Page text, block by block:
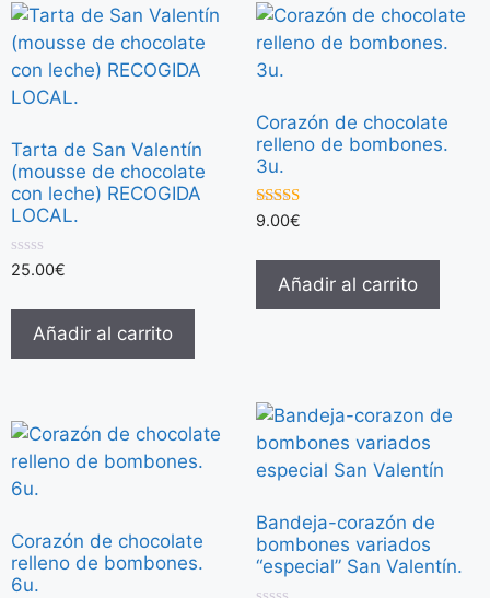
Tarta de San Valentín
(mousse de chocolate
con leche) RECOGIDA
LOCAL.
0
5
25.00€
Añadir al carrito
Corazón de chocolate
relleno de bombones.
3u.
3.00
9.00€
Añadir al carrito
Corazón de chocolate
relleno de bombones.
6u.
Bandeja-corazón de
bombones variados
“especial” San Valentín.